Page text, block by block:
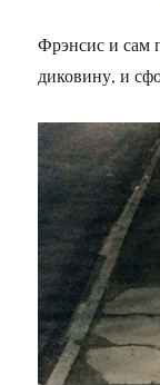
Фрэнсис и сам
диковину, и